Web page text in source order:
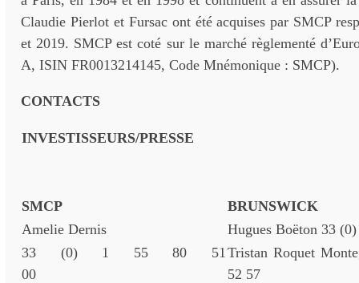
Claudie Pierlot et Fursac ont été acquises par SMCP
et 2019. SMCP est coté sur le marché règlementé
A, ISIN FR0013214145, Code Mnémonique : SMCP).
CONTACTS
INVESTISSEURS/PRESSE
SMCP
BRUNSWICK
Amelie Dernis
Hugues Boëton 33
33 (0) 1 55 80 51
00
Tristan Roquet
52 57